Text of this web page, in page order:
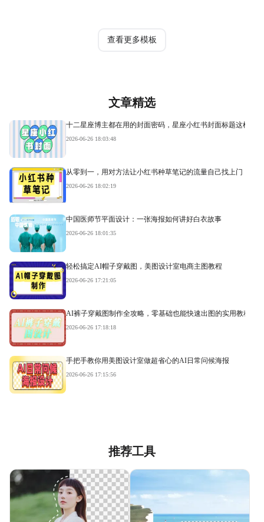
查看更多模板
文章精选
十二星座博主都在用的封面密码，星座小红书封面标题这样写
2026-06-26 18:03:48
从零到一，用对方法让小红书种草笔记的流量自己找上门
2026-06-26 18:02:19
中国医师节平面设计：一张海报如何讲好白衣故事
2026-06-26 18:01:35
轻松搞定AI帽子穿戴图，美图设计室电商主图教程
2026-06-26 17:21:05
AI裤子穿戴图制作全攻略，零基础也能快速出图的实用教程
2026-06-26 17:18:18
手把手教你用美图设计室做超省心的AI日常问候海报
2026-06-26 17:15:56
推荐工具